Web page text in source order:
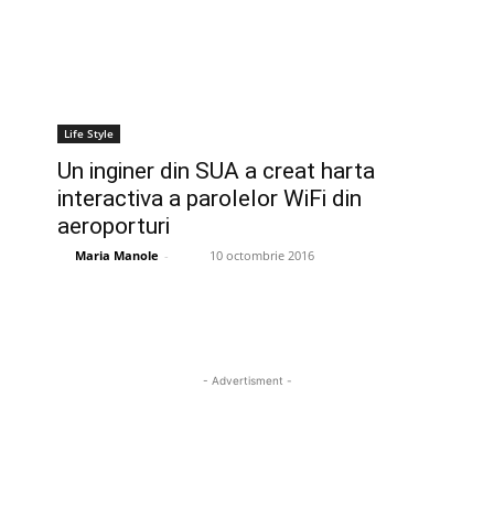
Life Style
Un inginer din SUA a creat harta
interactiva a parolelor WiFi din
aeroporturi
Maria Manole - 10 octombrie 2016
- Advertisment -